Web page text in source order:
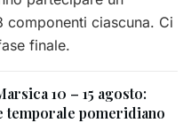
componenti ciascuna. Ci
finale.
10 – 15 agosto:
temporale pomeridiano